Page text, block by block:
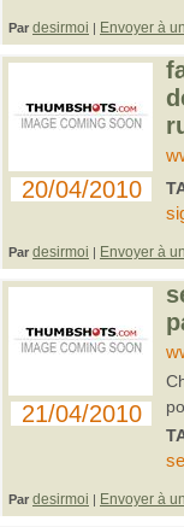
Par desirmoi | Envoyer à
20/04/2010
Par desirmoi | Envoyer à
21/04/2010
Par desirmoi | Envoyer à